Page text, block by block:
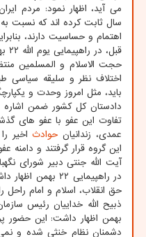
می آید، اظهار نمود: مردم
سال ثابت کرده اند که نسبت
اهتمام و حساسیت دارند،
قبل، در راهپیمایی یوم الله ۲۲ بهمن شرکت می کنند.
حجت الاسلام و المسلمین
اختلاف نظر و سلیقه
باید، مثل امروز وحدت و
دادستان کل کشور ضمن اشاره
تفاوت این عفو با عفو های
عمدی، زندانیان حوادث اخیر
این گروه قرار گرفتند و دامنه
آیت الله جنتی دبیر شورای
در راهپیمایی ۲۲
حق انقلاب، اسلام و امام راحل
بهمن اظهار داشت: این حضور
دشمنان نظام خنثی شده و نمی